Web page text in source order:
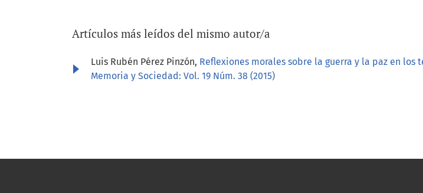
Artículos más leídos del mismo autor/a
Luis Rubén Pérez Pinzón, Reflexiones morales sobre la guerra y la paz en los
Memoria y Sociedad: Vol. 19 Núm. 38 (2015)